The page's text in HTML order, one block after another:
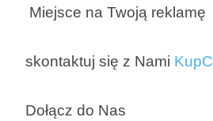
Miejsce na Twoją reklamę
skontaktuj się z Nami
Dołącz do Nas